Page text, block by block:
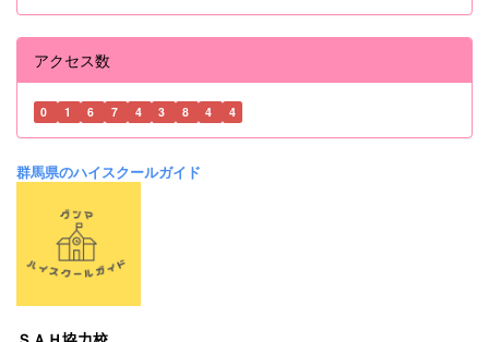
アクセス数
0 1 6 7 4 3 8 4 4
群馬県のハイスクールガイド